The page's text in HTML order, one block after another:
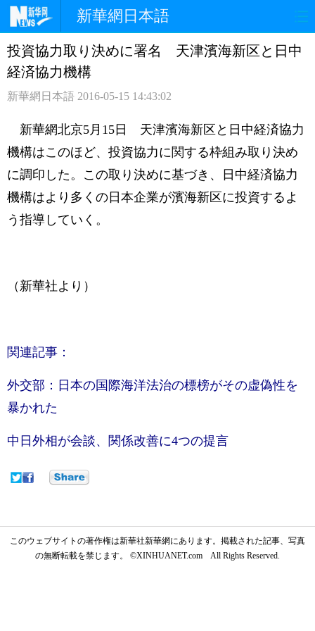
新華網日本語
ホームページ 政治 経済
観光 評論 写真
中日対訳
投資協力取り決めに署名 天津濱海新区と日中
経済協力機構
新華網日本語 2016-05-15 14:43:02
新華網北京5月15日 天津濱海新区と日中経済協力
機構はこのほど、投資協力に関する枠組み取り決め
に調印した。この取り決めに基づき、日中経済協力
機構はより多くの日本企業が濱海新区に投資するよ
う指導していく。
（新華社より）
関連記事：
外交部：日本の国際海洋法治の標榜がその虚偽性を
暴かれた
中日外相が会談、関係改善に4つの提言
このウェブサイトの著作権は新華社新華網にあります。掲載された記事、写真
の無断転載を禁じます。 ©XINHUANET.com All Rights Reserved.